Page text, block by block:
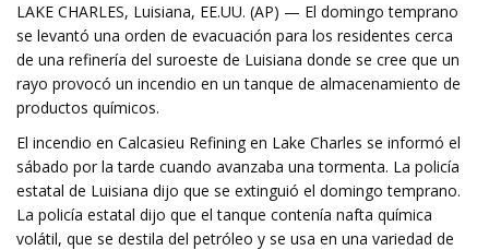
LAKE CHARLES, Luisiana, EE.UU. (AP) — El domingo temprano
se levantó una orden de evacuación para los residentes cerca
de una refinería del suroeste de Luisiana donde se cree que un
rayo provocó un incendio en un tanque de almacenamiento de
productos químicos.
El incendio en Calcasieu Refining en Lake Charles se informó el
sábado por la tarde cuando avanzaba una tormenta. La policía
estatal de Luisiana dijo que se extinguió el domingo temprano.
La policía estatal dijo que el tanque contenía nafta química
volátil, que se destila del petróleo y se usa en una variedad de